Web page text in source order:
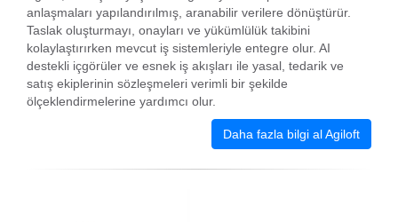
anlaşmaları yapılandırılmış, aranabilir verilere dönüştürür.
Taslak oluşturmayı, onayları ve yükümlülük takibini
kolaylaştırırken mevcut iş sistemleriyle entegre olur. AI
destekli içgörüler ve esnek iş akışları ile yasal, tedarik ve
satış ekiplerinin sözleşmeleri verimli bir şekilde
ölçeklendirmelerine yardımcı olur.
Daha fazla bilgi al Agiloft